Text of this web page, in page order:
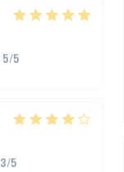
5/5
3/5